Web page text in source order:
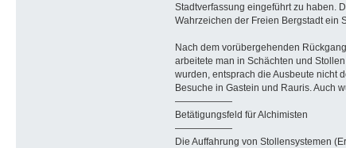
Stadtverfassung eingeführt zu haben.
Wahrzeichen der Freien Bergstadt ein
Nach dem vorübergehenden
arbeitete man in Schächten und
wurden, entsprach die Ausbeute nicht
Besuche in Gastein und Rauris. Auch
——————
Betätigungsfeld für Alchimisten
——————
Die Auffahrung von Stollensystemen